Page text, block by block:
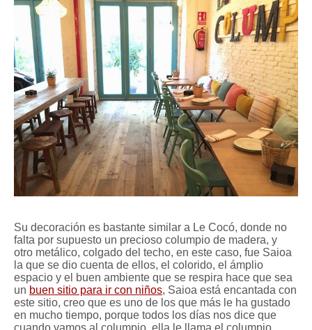
Su decoración es bastante similar a Le Cocó, donde no
falta por supuesto un precioso columpio de madera, y
otro metálico, colgado del techo, en este caso, fue Saioa
la que se dio cuenta de ellos, el colorido, el ámplio
espacio y el buen ambiente que se respira hace que sea
un buen sitio para ir con niños, Saioa está encantada con
este sitio, creo que es uno de los que más le ha gustado
en mucho tiempo, porque todos los días nos dice que